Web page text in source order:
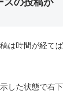
は時間が経てば
した状態で右下